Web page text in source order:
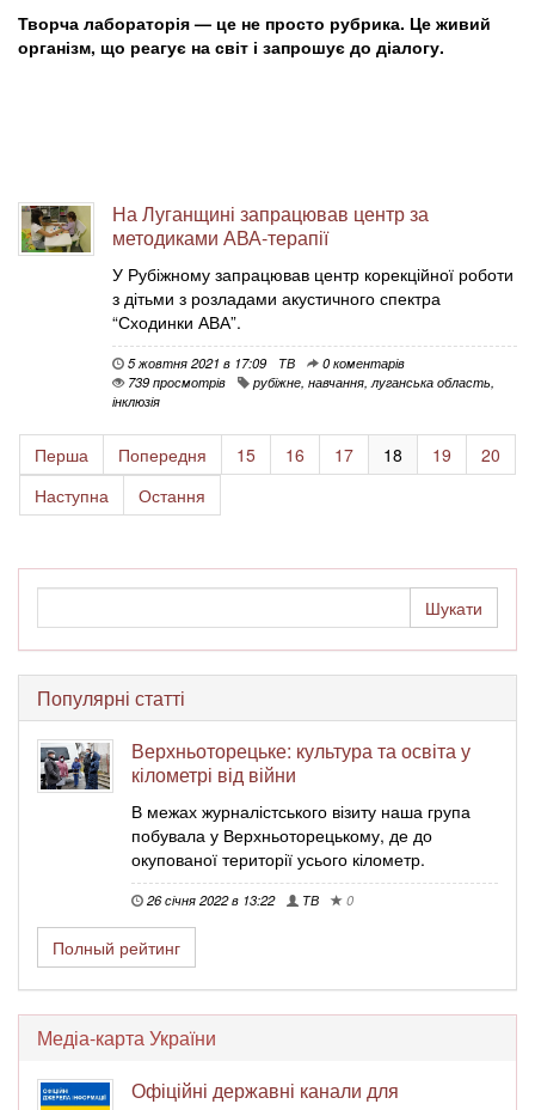
Творча лабораторія — це не просто рубрика. Це живий
організм, що реагує на світ і запрошує до діалогу.
На Луганщині запрацював центр за
методиками АВА-терапії
У Рубіжному запрацював центр корекційної роботи
з дітьми з розладами акустичного спектра
“Сходинки АВА”.
5 жовтня 2021 в 17:09 ТВ
0 коментарів
739 просмотрів
рубіжне, навчання, луганська область,
інклюзія
Перша Попередня 15 16 17 18 19
20
Наступна
Остання
Популярні статті
Верхньоторецьке: культура та освіта у
кілометрі від війни
В межах журналістського візиту наша група
побувала у Верхньоторецькому, де до
окупованої території усього кілометр.
26 січня 2022 в 13:22 ТВ 0
Полный рейтинг
Медіа-карта України
Офіційні державні канали для